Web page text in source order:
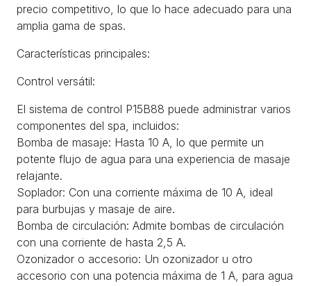
precio competitivo, lo que lo hace adecuado para una
amplia gama de spas.
Características principales:
Control versátil:
El sistema de control P15B88 puede administrar varios
componentes del spa, incluidos:
Bomba de masaje: Hasta 10 A, lo que permite un
potente flujo de agua para una experiencia de masaje
relajante.
Soplador: Con una corriente máxima de 10 A, ideal
para burbujas y masaje de aire.
Bomba de circulación: Admite bombas de circulación
con una corriente de hasta 2,5 A.
Ozonizador o accesorio: Un ozonizador u otro
accesorio con una potencia máxima de 1 A, para agua